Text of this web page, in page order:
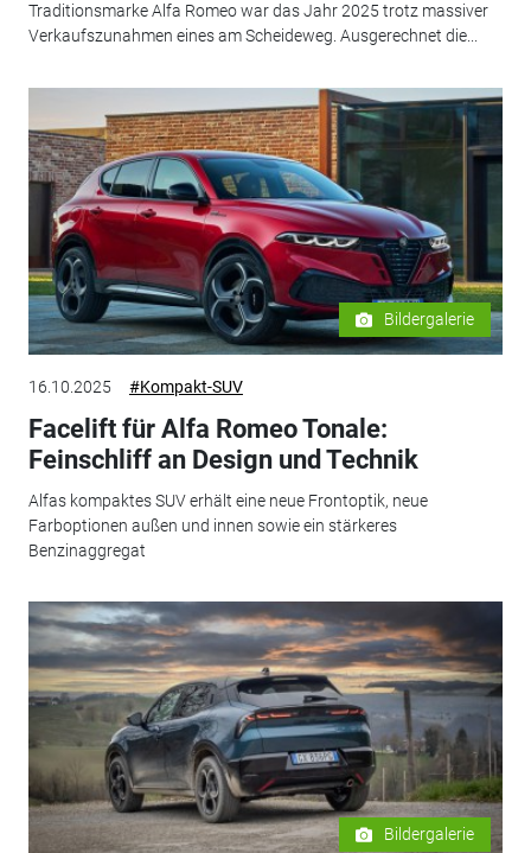
Traditionsmarke Alfa Romeo war das Jahr 2025 trotz massiver
Verkaufszunahmen eines am Scheideweg. Ausgerechnet die...
Bildergalerie
16.10.2025 #Kompakt-SUV
Facelift für Alfa Romeo Tonale:
Feinschliff an Design und Technik
Alfas kompaktes SUV erhält eine neue Frontoptik, neue
Farboptionen außen und innen sowie ein stärkeres
Benzinaggregat
Bildergalerie